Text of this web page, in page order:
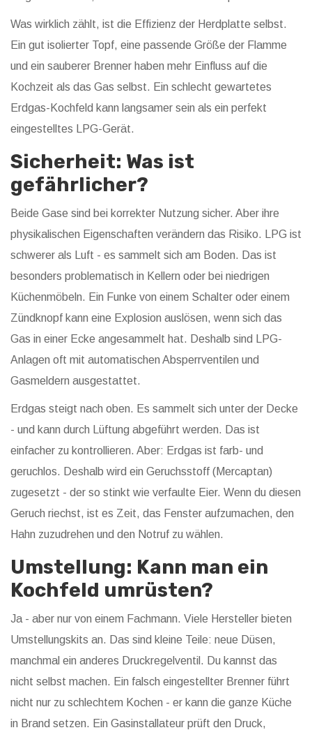
Was wirklich zählt, ist die Effizienz der Herdplatte selbst.
Ein gut isolierter Topf, eine passende Größe der Flamme
und ein sauberer Brenner haben mehr Einfluss auf die
Kochzeit als das Gas selbst. Ein schlecht gewartetes
Erdgas-Kochfeld kann langsamer sein als ein perfekt
eingestelltes LPG-Gerät.
Sicherheit: Was ist
gefährlicher?
Beide Gase sind bei korrekter Nutzung sicher. Aber ihre
physikalischen Eigenschaften verändern das Risiko. LPG ist
schwerer als Luft - es sammelt sich am Boden. Das ist
besonders problematisch in Kellern oder bei niedrigen
Küchenmöbeln. Ein Funke von einem Schalter oder einem
Zündknopf kann eine Explosion auslösen, wenn sich das
Gas in einer Ecke angesammelt hat. Deshalb sind LPG-
Anlagen oft mit automatischen Absperrventilen und
Gasmeldern ausgestattet.
Erdgas steigt nach oben. Es sammelt sich unter der Decke
- und kann durch Lüftung abgeführt werden. Das ist
einfacher zu kontrollieren. Aber: Erdgas ist farb- und
geruchlos. Deshalb wird ein Geruchsstoff (Mercaptan)
zugesetzt - der so stinkt wie verfaulte Eier. Wenn du diesen
Geruch riechst, ist es Zeit, das Fenster aufzumachen, den
Hahn zuzudrehen und den Notruf zu wählen.
Umstellung: Kann man ein
Kochfeld umrüsten?
Ja - aber nur von einem Fachmann. Viele Hersteller bieten
Umstellungskits an. Das sind kleine Teile: neue Düsen,
manchmal ein anderes Druckregelventil. Du kannst das
nicht selbst machen. Ein falsch eingestellter Brenner führt
nicht nur zu schlechtem Kochen - er kann die ganze Küche
in Brand setzen. Ein Gasinstallateur prüft den Druck,